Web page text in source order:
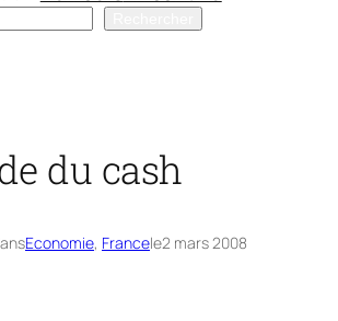
du cash
Economie, Francele2 mars 2008